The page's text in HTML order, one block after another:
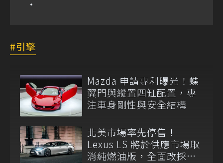
引擎
Mazda 申請專利曝光！蝶
翼門與縱置四缸配置，專
注車身剛性與安全結構
北美市場率先停售！
Lexus LS 將於供應市場取
消純燃油版，全面改採單